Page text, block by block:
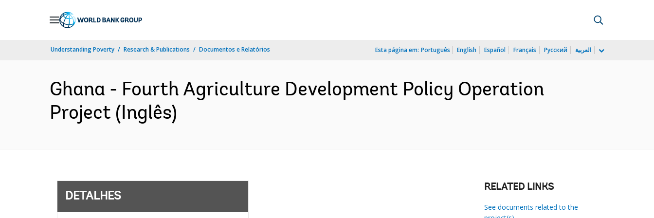
Understanding Poverty Research & Publications Documentos e Relatórios Esta página em: Português English Español Français Русский العربية
Ghana - Fourth Agriculture Development Policy Operation
Project (Inglês)
DETALHES
RELATED LINKS
See documents related to the